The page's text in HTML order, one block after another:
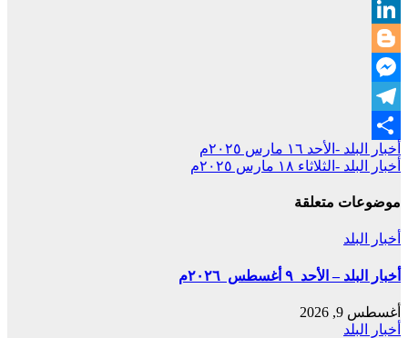
WhatsApp
LinkedIn
Blogger
Messenger
Telegram
Share
تصفّح
المقالات
أخبار البلد -الأحد ١٦ مارس ٢٠٢٥م
أخبار البلد -الثلاثاء ١٨ مارس ٢٠٢٥م
موضوعات متعلقة
أخبار البلد
أخبار البلد – الأحد ٩ أغسطس ٢٠٢٦م
أغسطس 9, 2026
أخبار البلد